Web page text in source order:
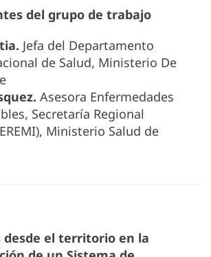
del grupo de trabajo
Jefa del Departamento
de Salud, Ministerio De
Asesora Enfermedades
Secretaría Regional
Ministerio Salud de
desde el territorio en la